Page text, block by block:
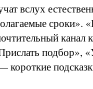
вслух
сроки».
канал
подбор»,
короткие